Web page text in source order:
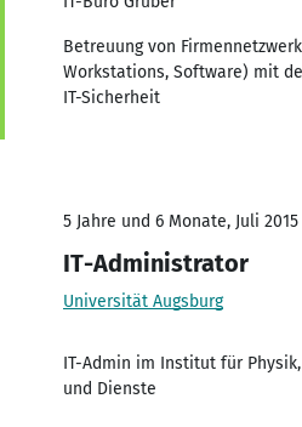
Betreuung von
Workstations, Software) mit
IT-Sicherheit
5 Jahre und 6 Monate, Juli
IT-Administrator
Universität Augsburg
IT-Admin im Institut für
und Dienste